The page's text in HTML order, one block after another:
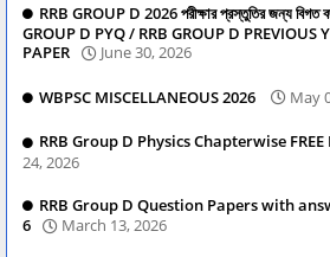
RRB GROUP D 2026 পরীক্ষার প্রস্তুতির জন্য বিগত
GROUP D PYQ / RRB GROUP D PREVIOUS
PAPER
June 30, 2026
WBPSC MISCELLANEOUS 2026 May
RRB Group D Physics Chapterwise FREE
24, 2026
RRB Group D Question Papers with
6
March 13, 2026